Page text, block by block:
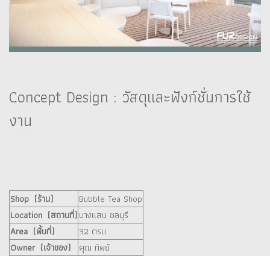
Concept Design : วัสดุและฟังก์ชั่นการใช้
งาน
Shop (ร้าน)
Bubble Tea Shop
Location (สถานที่)บางแสน ชลบุรี
Area (พื้นที่)
32 ตรม.
Owner (เจ้าของ)
คุณ ทิพย์